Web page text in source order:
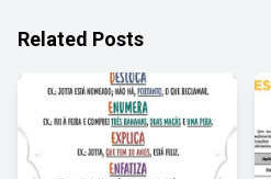
Related Posts